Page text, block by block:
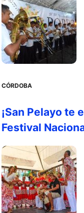
CÓRDOBA
¡San Pelayo te
Festival